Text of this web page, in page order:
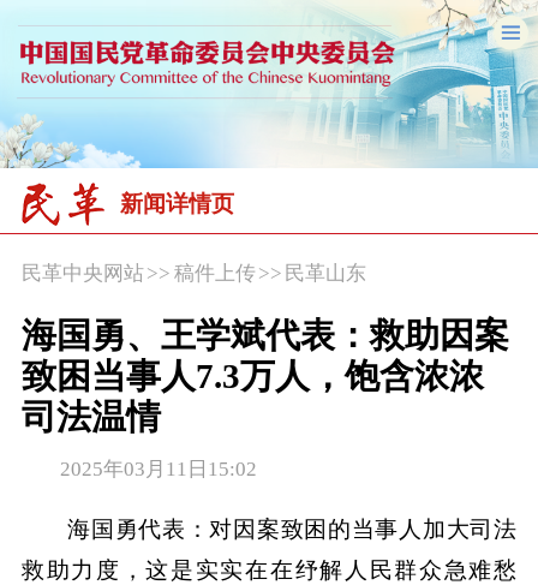
新闻详情页
民革中央网站>> 稿件上传 >> 民革山东
海国勇、王学斌代表：救助因案
致困当事人7.3万人，饱含浓浓
司法温情
2025年03月11日15:02
海国勇代表：对因案致困的当事人加大司法
救助力度，这是实实在在纾解人民群众急难愁